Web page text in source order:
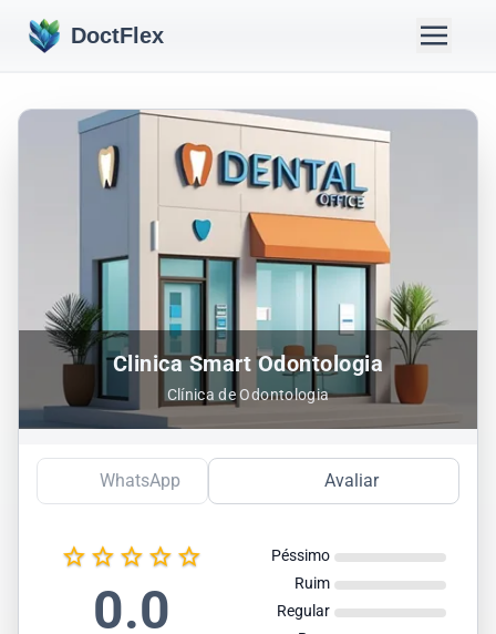
DoctFlex
Clinica Smart Odontologia
Clínica de Odontologia
WhatsApp Avaliar
star_border star_border star_border star_border star_border
0.0
Péssimo
Ruim
Regular